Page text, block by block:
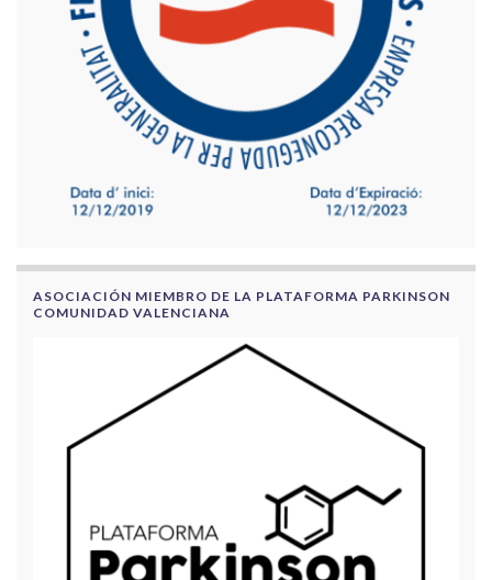
ASOCIACIÓN MIEMBRO DE LA PLATAFORMA PARKINSON
COMUNIDAD VALENCIANA